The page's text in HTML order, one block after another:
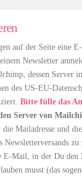
auf der Seite eine
Newsletter
dessen Server
des US-EU-
Bitte fülle das
Server von
Mailadresse und
Newsletterversands
E-Mail, in der Du
musst (das